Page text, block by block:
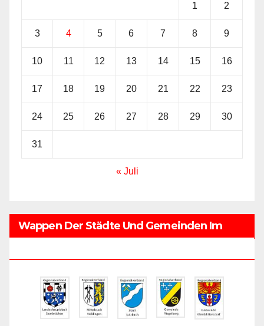
1 2
3 4 5 6 7 8 9
10 11 12 13 14 15 16
17 18 19 20 21 22 23
24 25 26 27 28 29 30
31
« Juli
Wappen Der Städte Und Gemeinden Im